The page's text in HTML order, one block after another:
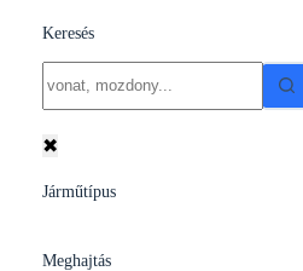
Keresés
results
✖
Járműtípus
Meghajtás